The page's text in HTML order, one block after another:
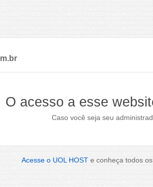
O acesso a esse
Caso você seja seu
Acesse o UOL HOST e conheça todos